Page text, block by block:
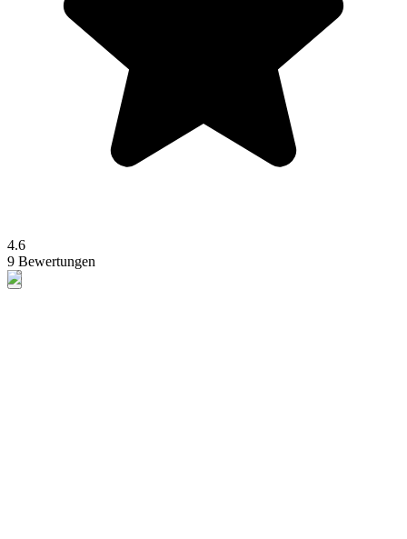
4.6
9 Bewertungen